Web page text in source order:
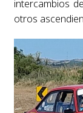
intercambios
otros